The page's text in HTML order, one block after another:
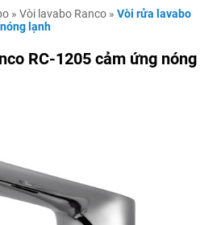
» Vòi lavabo Ranco » Vòi rửa lavabo
lạnh
RC-1205 cảm ứng nóng